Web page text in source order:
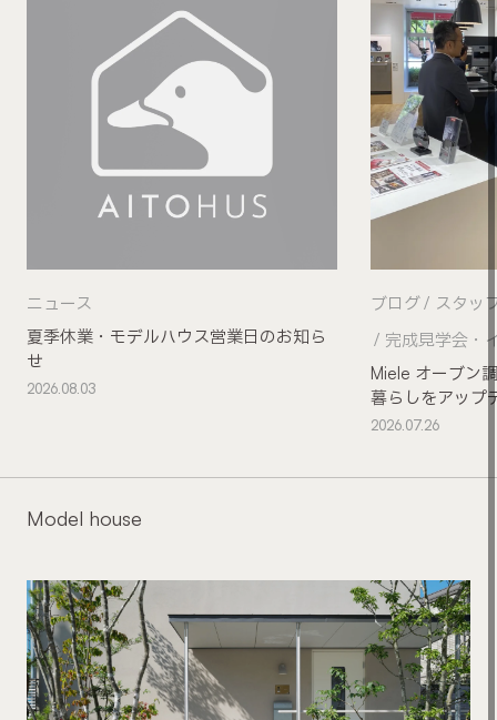
夏季休業・モデルハウス営業日のお知ら
せ
ニュース
2026.08.03
Miele オーブン
暮らしをアップ
ブログ
スタッ
完成見学会・
2026.07.26
Model house